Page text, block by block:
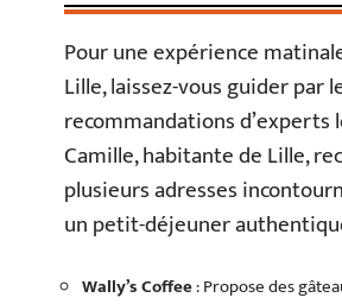
Pour une expérience
Lille, laissez-vous guider par
recommandations d’experts
Camille, habitante de Lille,
plusieurs adresses
un petit-déjeuner
Wally’s Coffee: Propose des